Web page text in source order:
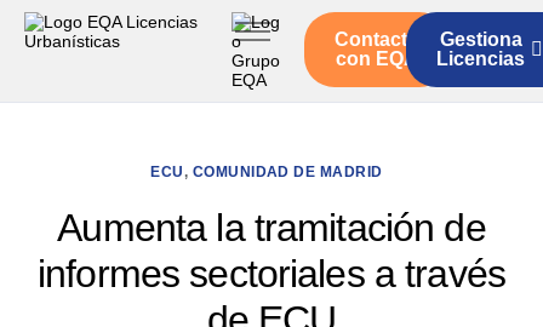
Servicios
Contacto
con EQA
Gestiona
Licencias
ECU, COMUNIDAD DE MADRID
Aumenta la tramitación de
informes sectoriales a través